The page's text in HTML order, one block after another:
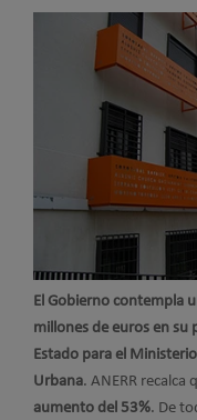
El Gobierno contempla
millones de euros en su
Estado para el
Urbana. ANERR recalca
aumento del 53%. De